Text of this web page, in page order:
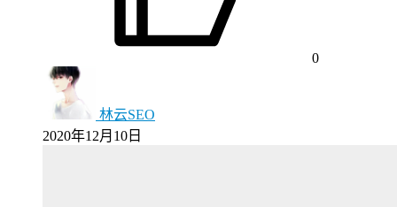
0
林云SEO
2020年12月10日